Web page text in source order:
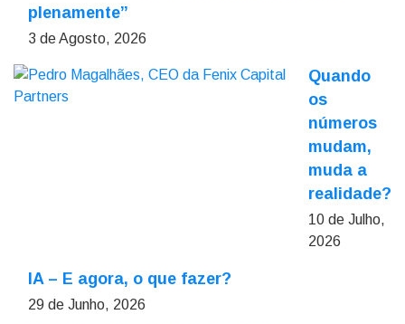
plenamente”
3 de Agosto, 2026
Quando
os
números
mudam,
muda a
realidade?
10 de Julho,
2026
IA – E agora, o que fazer?
29 de Junho, 2026